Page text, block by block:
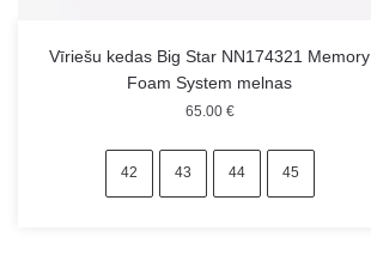
Vīriešu kedas Big Star NN174321 Memory
Foam System melnas
65.00 €
42 43 44 45